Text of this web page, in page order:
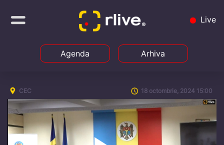
Live
Agenda Arhiva
CEC 18 octombrie, 2024 15:00